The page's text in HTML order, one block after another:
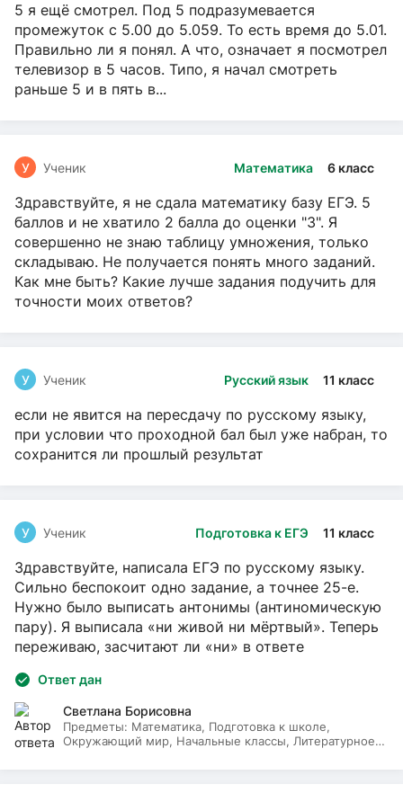
5 я ещё смотрел. Под 5 подразумевается
промежуток с 5.00 до 5.059. То есть время до 5.01.
Правильно ли я понял. А что, означает я посмотрел
телевизор в 5 часов. Типо, я начал смотреть
раньше 5 и в пять в...
Математика 6 класс
У Ученик
Здравствуйте, я не сдала математику базу ЕГЭ. 5
баллов и не хватило 2 балла до оценки "3". Я
совершенно не знаю таблицу умножения, только
складываю. Не получается понять много заданий.
Как мне быть? Какие лучше задания подучить для
точности моих ответов?
Русский язык 11 класс
У Ученик
если не явится на пересдачу по русскому языку,
при условии что проходной бал был уже набран, то
сохранится ли прошлый результат
Подготовка к ЕГЭ 11 класс
У Ученик
Здравствуйте, написала ЕГЭ по русскому языку.
Сильно беспокоит одно задание, а точнее 25-е.
Нужно было выписать антонимы (антиномическую
пару). Я выписала «ни живой ни мёртвый». Теперь
переживаю, засчитают ли «ни» в ответе
Ответ дан
Светлана Борисовна
Предметы: Математика, Подготовка к школе,
Окружающий мир, Начальные классы, Литературное